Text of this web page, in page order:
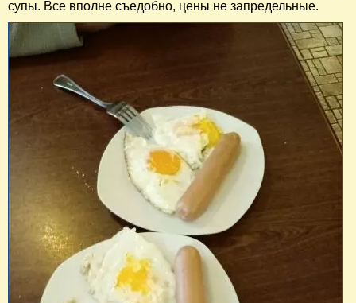
супы. Все вполне съедобно, цены не запредельные.